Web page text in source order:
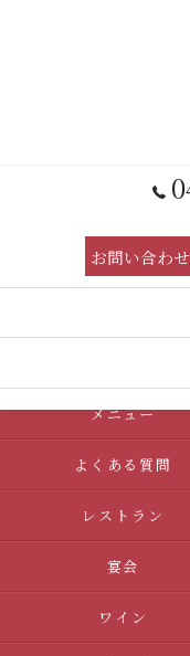
お問い合わ
メニュー
よくある質問
レストラン
宴会
ワイン